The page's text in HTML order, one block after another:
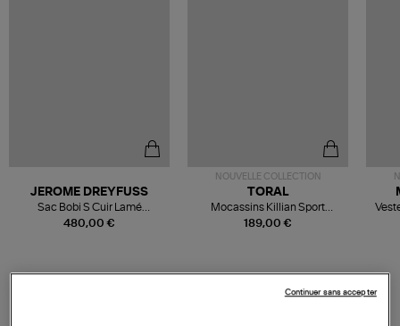
480,00 €
JEROME DREYFUSS
Sac Bobi S Cuir Lamé
Champagne
NOUVELLE COLLECTION
189,00 €
TORAL
Mocassins Killian Sport
Mousse
Continuer sans accepter